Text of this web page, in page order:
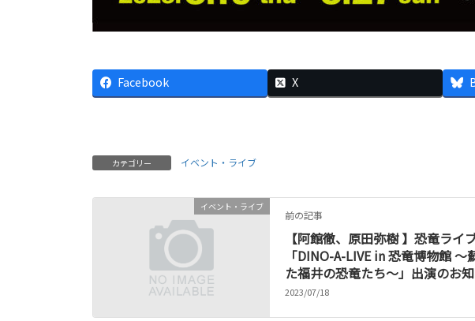
Facebook X
カテゴリー イベント・ライブ
イベント・ライブ
前の記事
【阿館徹、原田弥樹 】恐竜ライ
「DINO-A-LIVE in 恐竜博物館 〜
た福井の恐竜たち〜」出演のお
2023/07/18